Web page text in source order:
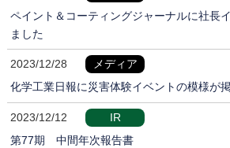
ペイント＆コーティングジャーナルに社長
ました
2023/12/28
メディア
化学工業日報に災害体験イベントの模様が
2023/12/12
IR
第77期 中間年次報告書